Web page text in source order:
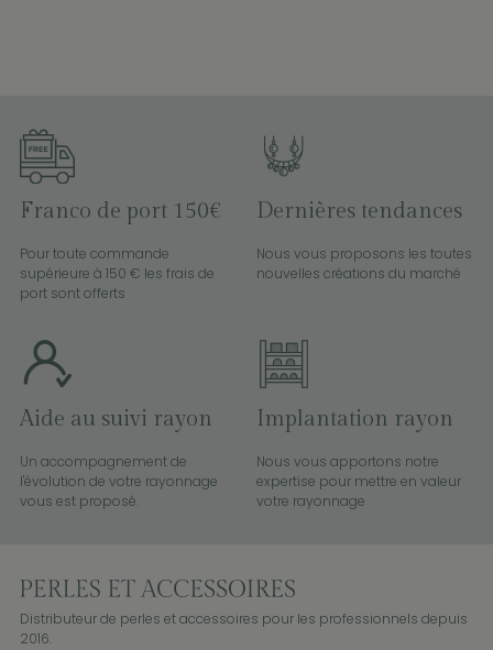
Franco de port 150€
Pour toute commande
supérieure à 150 € les frais de
port sont offerts
Dernières tendances
Nous vous proposons les toutes
nouvelles créations du marché
Aide au suivi rayon
Un accompagnement de
l'évolution de votre rayonnage
vous est proposé.
Implantation rayon
Nous vous apportons notre
expertise pour mettre en valeur
votre rayonnage
Distributeur de perles et accessoires pour les professionnels depuis
2016.